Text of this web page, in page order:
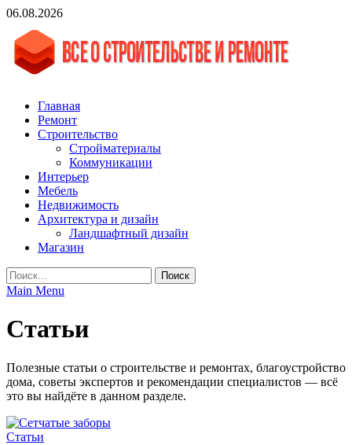
Skip
content
06.08.2026
vgasa.ru
Строительный журнал. Всё о строительстве и ремонтах
Главная
Ремонт
Строительство
Стройматериалы
Коммуникации
Интерьер
Мебель
Недвижимость
Архитектура и дизайн
Ландшафтный дизайн
Магазин
Найти:
Main Menu
Статьи
Полезные статьи о строительстве и ремонтах, благоустройство
дома, советы экспертов и рекомендации специалистов — всё
это вы найдёте в данном разделе.
Статьи